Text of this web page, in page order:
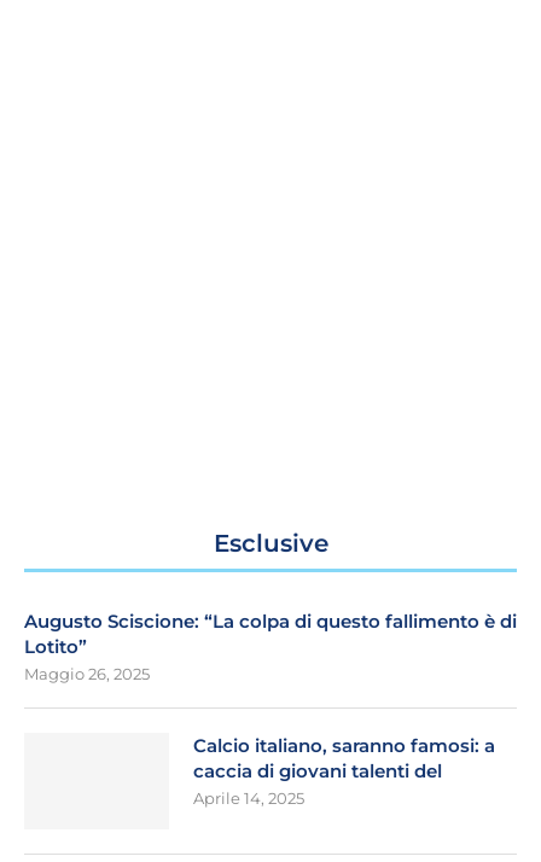
Esclusive
Augusto Sciscione: “La colpa di questo fallimento è di
Lotito”
Maggio 26, 2025
Calcio italiano, saranno famosi: a
caccia di giovani talenti del
Aprile 14, 2025